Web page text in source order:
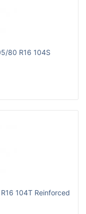
80 R16 104S
104T Reinforced